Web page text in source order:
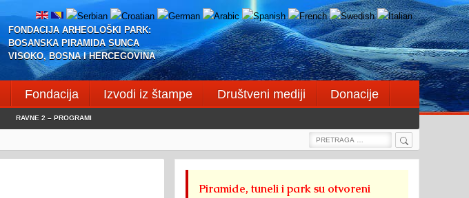
FONDACIJA ARHEOLOŠKI PARK:
BOSANSKA PIRAMIDA SUNCA
VISOKO, BOSNA I HERCEGOVINA
Fondacija Izvodi iz štampe Društveni mediji
Donacije
RAVNE 2 – PROGRAMI
Search
Search
Piramide, tuneli i park su otvoreni